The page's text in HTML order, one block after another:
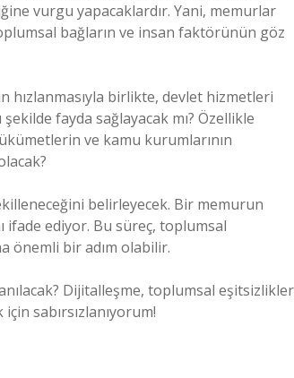
vurgu yapacaklardır. Yani, memurlar
bağların ve insan faktörünün göz
birlikte, devlet hizmetleri
fayda sağlayacak mı? Özellikle
ve kamu kurumlarının
belirleyecek. Bir memurun
ifade ediyor. Bu süreç, toplumsal
önemli bir adım olabilir.
Dijitalleşme, toplumsal
sabırsızlanıyorum!